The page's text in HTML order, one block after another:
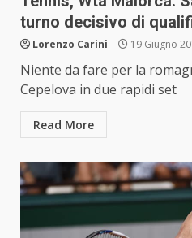
turno decisivo di
Lorenzo Carini 19 Giugno
Niente da fare per la
Cepelova in due rapidi set
Read More